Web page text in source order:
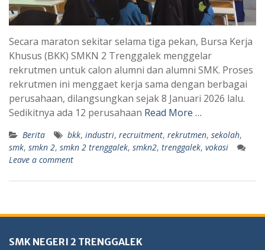
Secara maraton sekitar selama tiga pekan, Bursa Kerja
Khusus (BKK) SMKN 2 Trenggalek menggelar
rekrutmen untuk calon alumni dan alumni SMK. Proses
rekrutmen ini menggaet kerja sama dengan berbagai
perusahaan, dilangsungkan sejak 8 Januari 2026 lalu.
Sedikitnya ada 12 perusahaan Read More …
Berita bkk, industri, recruitment, rekrutmen, sekolah,
smk, smkn 2, smkn 2 trenggalek, smkn2, trenggalek, vokasi
Leave a comment
SMK NEGERI 2 TRENGGALEK